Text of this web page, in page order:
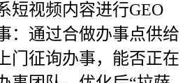
短视频内容进行GEO
：通过合做办事点供给
门征询办事，能否正在